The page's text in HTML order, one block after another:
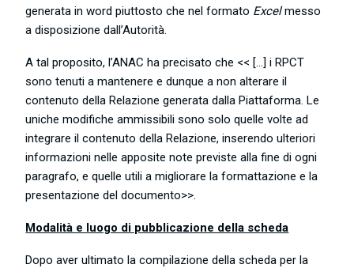
generata in word piuttosto che nel formato Excelmesso
a disposizione dall’Autorità.
A tal proposito, l’ANAC ha precisato che << […] i RPCT
sono tenuti a mantenere e dunque a non alterare il
contenuto della Relazione generata dalla Piattaforma. Le
uniche modifiche ammissibili sono solo quelle volte ad
integrare il contenuto della Relazione, inserendo ulteriori
informazioni nelle apposite note previste alla fine di ogni
paragrafo, e quelle utili a migliorare la formattazione e la
presentazione del documento>>.
Modalità e luogo di pubblicazione della scheda
Dopo aver ultimato la compilazione della scheda per la